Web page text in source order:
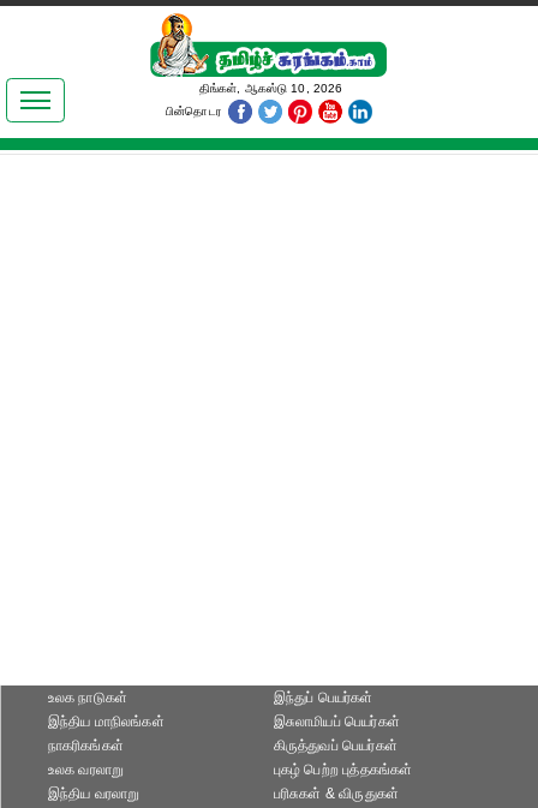
இலக்கியங்கள்
தமிழ் உலகம்
திங்கள், ஆகஸ்டு 10, 2026
பின்தொடர
உலக நாடுகள்
இந்திய மாநிலங்கள்
நாகரிகங்கள்
இந்துப் பெயர்கள்
இசுலாமியப் பெயர்கள்
கிருத்துவப் பெயர்கள்
உலக வரலாறு
இந்திய வரலாறு
புகழ் பெற்ற புத்தகங்கள்
பரிசுகள் & விருதுகள்